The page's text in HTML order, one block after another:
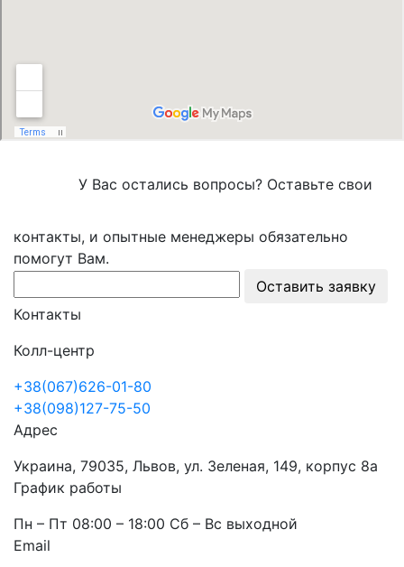
У Вас остались вопросы? Оставьте свои
контакты, и опытные менеджеры обязательно
помогут Вам.
Оставить заявку
Контакты
Колл-центр
+38(067)626-01-80
+38(098)127-75-50
Адрес
Украина, 79035, Львов, ул. Зеленая, 149, корпус 8а
График работы
Пн – Пт 08:00 – 18:00 Сб – Вс выходной
Email